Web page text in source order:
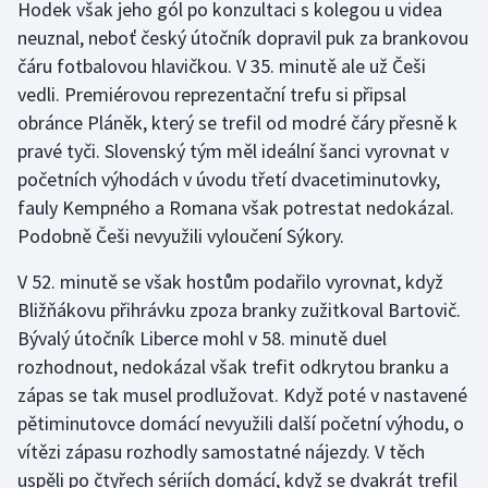
Olympijské hry
Parasport
Plavání
Plážový volejbal
Ragby
Rychlobruslení
Rychlostní kanoistika
Short track
Sportovní střelba
Hodek však jeho gól po konzultaci s kolegou u videa
neuznal, neboť český útočník dopravil puk za brankovou
čáru fotbalovou hlavičkou. V 35. minutě ale už Češi
vedli. Premiérovou reprezentační trefu si připsal
obránce Pláněk, který se trefil od modré čáry přesně k
pravé tyči. Slovenský tým měl ideální šanci vyrovnat v
početních výhodách v úvodu třetí dvacetiminutovky,
fauly Kempného a Romana však potrestat nedokázal.
Podobně Češi nevyužili vyloučení Sýkory.
V 52. minutě se však hostům podařilo vyrovnat, když
Bližňákovu přihrávku zpoza branky zužitkoval Bartovič.
Bývalý útočník Liberce mohl v 58. minutě duel
rozhodnout, nedokázal však trefit odkrytou branku a
zápas se tak musel prodlužovat. Když poté v nastavené
pětiminutovce domácí nevyužili další početní výhodu, o
vítězi zápasu rozhodly samostatné nájezdy. V těch
uspěli po čtyřech sériích domácí, když se dvakrát trefil